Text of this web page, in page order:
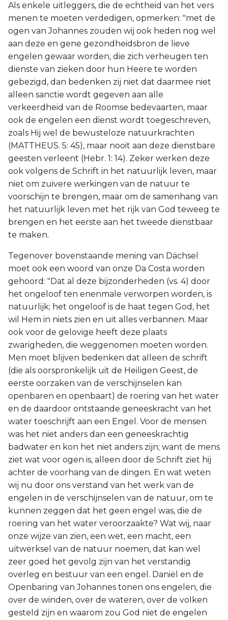
Als enkele uitleggers, die de echtheid van het vers
menen te moeten verdedigen, opmerken: "met de
ogen van Johannes zouden wij ook heden nog wel
aan deze en gene gezondheidsbron de lieve
engelen gewaar worden, die zich verheugen ten
dienste van zieken door hun Heere te worden
gebezigd, dan bedenken zij niet dat daarmee niet
alleen sanctie wordt gegeven aan alle
verkeerdheid van de Roomse bedevaarten, maar
ook de engelen een dienst wordt toegeschreven,
zoals Hij wel de bewusteloze natuurkrachten
(MATTHEUS. 5: 45), maar nooit aan deze dienstbare
geesten verleent (Hebr. 1: 14). Zeker werken deze
ook volgens de Schrift in het natuurlijk leven, maar
niet om zuivere werkingen van de natuur te
voorschijn te brengen, maar om de samenhang van
het natuurlijk leven met het rijk van God teweeg te
brengen en het eerste aan het tweede dienstbaar
te maken.
Tegenover bovenstaande mening van Dächsel
moet ook een woord van onze Da Costa worden
gehoord: "Dat al deze bijzonderheden (vs. 4) door
het ongeloof ten enenmale verworpen worden, is
natuurlijk; het ongeloof is de haat tegen God, het
wil Hem in niets zien en uit alles verbannen. Maar
ook voor de gelovige heeft deze plaats
zwarigheden, die weggenomen moeten worden.
Men moet blijven bedenken dat alleen de schrift
(die als oorspronkelijk uit de Heiligen Geest, de
eerste oorzaken van de verschijnselen kan
openbaren en openbaart) de roering van het water
en de daardoor ontstaande geneeskracht van het
water toeschrijft aan een Engel. Voor de mensen
was het niet anders dan een geneeskrachtig
badwater en kon het niet anders zijn; want de mens
ziet wat voor ogen is, alleen door de Schrift ziet hij
achter de voorhang van de dingen. En wat weten
wij nu door ons verstand van het werk van de
engelen in de verschijnselen van de natuur, om te
kunnen zeggen dat het geen engel was, die de
roering van het water veroorzaakte? Wat wij, naar
onze wijze van zien, een wet, een macht, een
uitwerksel van de natuur noemen, dat kan wel
zeer goed het gevolg zijn van het verstandig
overleg en bestuur van een engel. Daniël en de
Openbaring van Johannes tonen ons engelen, die
over de winden, over de wateren, over de volken
gesteld zijn en waarom zou God niet de engelen